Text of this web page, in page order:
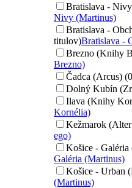
Bratislava -
Nivy (Martinus)
Bratislava -
titulov)Bratislava -
Brezno (Knihy
Brezno)
Čadca (Arcus)
Dolný Kubín
Ilava (Knihy
Kornélia)
Kežmarok
ego)
Košice -
Galéria (Martinus)
Košice - Urban
(Martinus)